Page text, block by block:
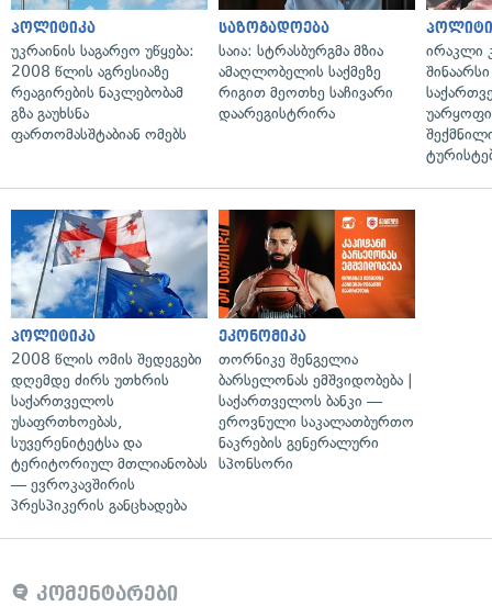
პოლიტიკა
უკრაინის საგარეო უწყება:
2008 წლის აგრესიაზე
რეაგირების ნაკლებობამ
გზა გაუხსნა
ფართომასშტაბიან ომებს
საზოგადოება
საია: სტრასბურგმა მზია
ამაღლობელის საქმეზე
რიგით მეოთხე საჩივარი
დაარეგისტრირა
ირაკლი
პოლიტიკა
2008 წლის ომის შედეგები
დღემდე ძირს უთხრის
საქართველოს
უსაფრთხოებას,
სუვერენიტეტსა და
ტერიტორიულ მთლიანობას
— ევროკავშირის
პრესპიკერის განცხადება
ეკონომიკა
თორნიკე შენგელია
ბარსელონას ემშვიდობება |
საქართველოს ბანკი —
ეროვნული საკალათბურთო
ნაკრების გენერალური
სპონსორი
კომენტარები